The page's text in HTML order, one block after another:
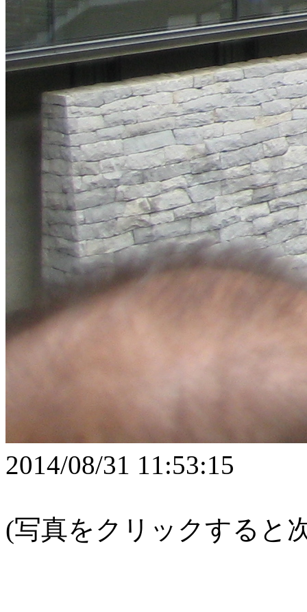
2014/08/31 11:53:15
(写真をクリックすると